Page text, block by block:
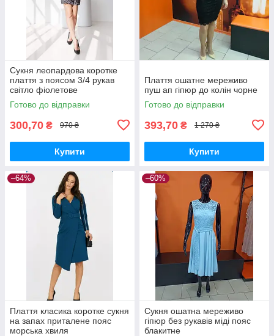
Сукня леопардова коротке
плаття з поясом 3/4 рукав
світло фіолетове
Готово до відправки
300,70 ₴ 970 ₴
Купити
Плаття ошатне мереживо
пуш ап гіпюр до колін чорне
Готово до відправки
393,70 ₴ 1 270 ₴
Купити
–64%
Плаття класика коротке сукня
на запах приталене пояс
морська хвиля
–60%
Сукня ошатна мереживо
гіпюр без рукавів міді пояс
блакитне